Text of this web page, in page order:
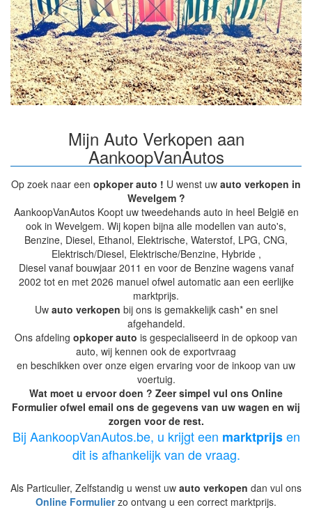
Mijn Auto Verkopen aan
AankoopVanAutos
Op zoek naar een opkoper auto ! U wenst uw auto verkopen in
Wevelgem ?
AankoopVanAutos Koopt uw tweedehands auto in heel België en
ook in Wevelgem. Wij kopen bijna alle modellen van auto's,
Benzine, Diesel, Ethanol, Elektrische, Waterstof, LPG, CNG,
Elektrisch/Diesel, Elektrische/Benzine, Hybride ,
Diesel vanaf bouwjaar 2011 en voor de Benzine wagens vanaf
2002 tot en met 2026 manuel ofwel automatic aan een eerlijke
marktprijs.
Uw auto verkopen bij ons is gemakkelijk cash* en snel
afgehandeld.
Ons afdeling opkoper auto is gespecialiseerd in de opkoop van
auto, wij kennen ook de exportvraag
en beschikken over onze eigen ervaring voor de inkoop van uw
voertuig.
Wat moet u ervoor doen ? Zeer simpel vul ons Online
Formulier ofwel email ons de gegevens van uw wagen en wij
zorgen voor de rest.
Bij AankoopVanAutos.be, u krijgt een marktprijsen
dit is afhankelijk van de vraag.
Als Particulier, Zelfstandig u wenst uw auto verkopen dan vul ons
Online Formulierzo ontvang u een correct marktprijs.